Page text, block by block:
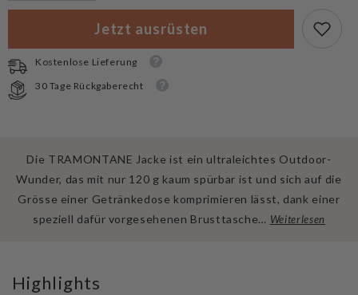
für
Wind
Jacket
-
WindPack
für
Helikon-
Tex
Wind
WindPack
Jetzt ausrüsten
Kostenlose Lieferung
30 Tage Rückgaberecht
Die TRAMONTANE Jacke ist ein ultraleichtes Outdoor-
Wunder, das mit nur 120 g kaum spürbar ist und sich auf die
Grösse einer Getränkedose komprimieren lässt, dank einer
speziell dafür vorgesehenen Brusttasche… Weiterlesen
Highlights